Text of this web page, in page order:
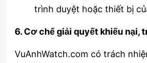
trình duyệt hoặc thiết bị
6. Cơ chế giải quyết khiếu nại,
VuAnhWatch.com có trách